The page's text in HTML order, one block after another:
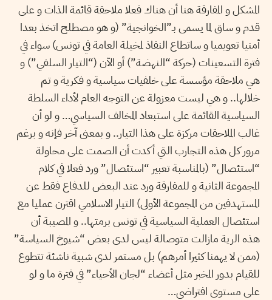
المشكل و المفارقة هنا أن هناك فعلا ملاحقة قائمة الذات و على
قدم و ساق لما يسمى بـ”الخوانجية” (و هو مصطلح اتخذ بعدا
أمنيا تعويميا و ساتطاع النفاذ لمخيلة العامة في تونس) سواء في
فترة التسعينات (حركة “النهضة”) أو الآن (“التيار السلفي”) و
هي ملاحقة مؤسسة على خلفيات سياسية و فكرية و تم
خلالها.. و هي ليست معزولة عن التوجه العام لأداء السلطة
السياسية القائمة على استبعاد المخالف السياسي… و لو أن
غالب الملاحقات مركزة على هذا التيار.. و بمعنى آخر فإنه و برغم
مرور كل هذه التجارب التي أكدت أن الصمت على محاولة
“استئصال” (بالمناسبة تعبير “استئصال” ورد فعلا في كلام
المجموعة الثانية و للمفارقة ورد عند البعض للدفاع فقط عن
المستهدفين من المجموعة الأولى) التيار الاسلامي اقترن عمليا مع
استئصال العملية السياسية في تونس برمتها.. و المصيبة أن
هذه الرية مازالت متوصالة ليس لدى بعض “شيوخ السياسة”
(ممن لا يهمنا كثيرا أمرهم) بل مستمر لدى شبية ناشئة تتطوع
للقيام بدور المخبر مثل أعضاء “لجان الأحياء” في فترة ما و لو
على مستوى افتراضي…